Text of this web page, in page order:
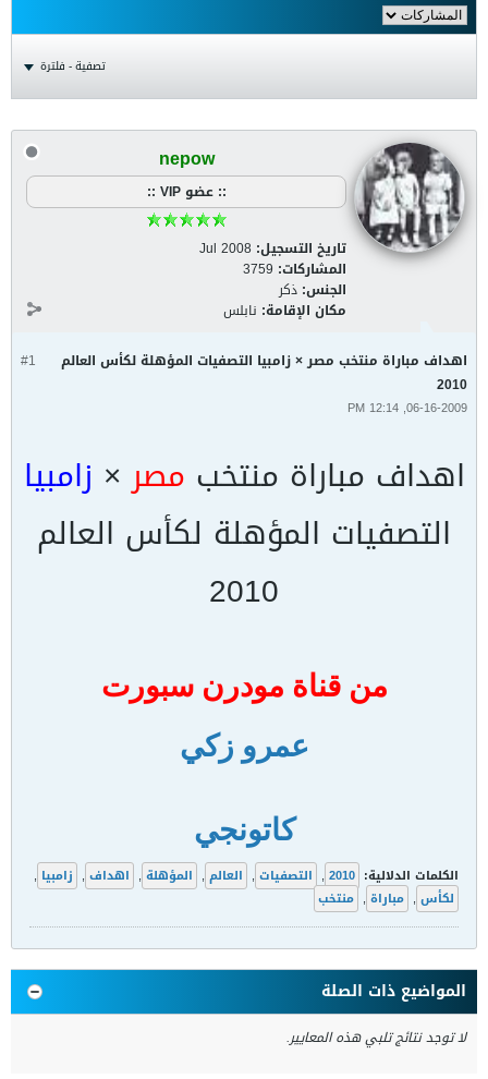
تصفية - فلترة
nepow
:: عضو VIP ::
تاريخ التسجيل: Jul 2008
المشاركات: 3759
الجنس: ذكر
مكان الإقامة: نابلس
#1
اهداف مباراة منتخب مصر × زامبيا التصفيات المؤهلة لكأس العالم
2010
06-16-2009, 12:14 PM
اهداف مباراة منتخب مصر× زامبيا
التصفيات المؤهلة لكأس العالم
2010
من قناة مودرن سبورت
عمرو زكي
كاتونجي
الكلمات الدلالية: 2010
, التصفيات , العالم , المؤهلة , اهداف , زامبيا ,
لكأس , مباراة , منتخب
المواضيع ذات الصلة
لا توجد نتائج تلبي هذه المعايير.